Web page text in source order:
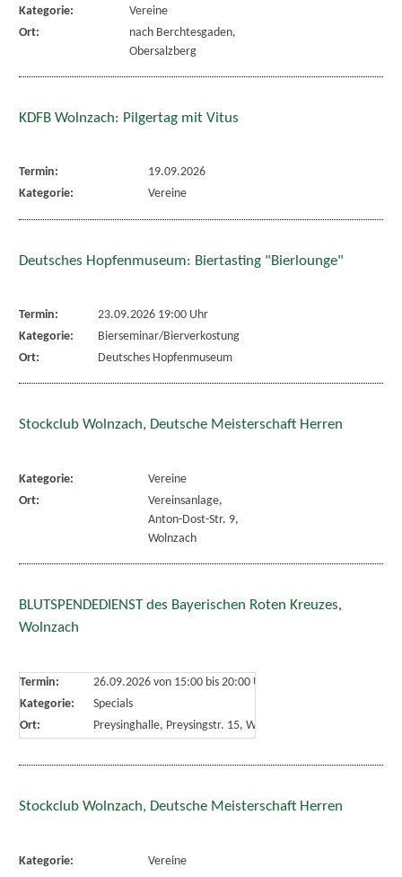
Kategorie:
Vereine
Ort:
nach Berchtesgaden,
Obersalzberg
KDFB Wolnzach: Pilgertag mit Vitus
Termin:
19.09.2026
Kategorie:
Vereine
Deutsches Hopfenmuseum: Biertasting "Bierlounge"
Termin:
23.09.2026 19:00 Uhr
Kategorie:
Bierseminar/Bierverkostung
Ort:
Deutsches Hopfenmuseum
Stockclub Wolnzach, Deutsche Meisterschaft Herren
Kategorie:
Vereine
Ort:
Vereinsanlage,
Anton-Dost-Str. 9,
Wolnzach
BLUTSPENDEDIENST des Bayerischen Roten Kreuzes,
Wolnzach
Termin: 26.09.2026 von 15:00bis 20:00 Uhr
Kategorie:
Specials
Ort:
Preysinghalle, Preysingstr. 15, Wolnzach
Stockclub Wolnzach, Deutsche Meisterschaft Herren
Kategorie:
Vereine